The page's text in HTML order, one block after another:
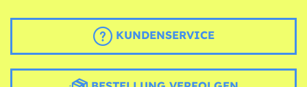
KUNDENSERVICE